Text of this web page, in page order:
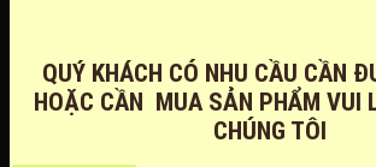
QUÝ KHÁCH CÓ NHU CẦU CẦN
HOẶC CẦN MUA SẢN PHẨM VUI
CHÚNG TÔI